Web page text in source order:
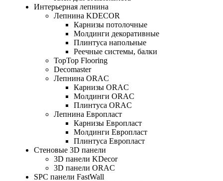
Интерьерная лепнина
Лепнина KDECOR
Карнизы потолочные
Молдинги декоративные
Плинтуса напольные
Реечные системы, балки
TopTop Flooring
Decomaster
Лепнина ORAC
Карнизы ORAC
Молдинги ORAC
Плинтуса ORAC
Лепнина Европласт
Карнизы Европласт
Молдинги Европласт
Плинтуса Европласт
Стеновые 3D панели
3D панели KDecor
3D панели ORAC
SPC панели FastWall